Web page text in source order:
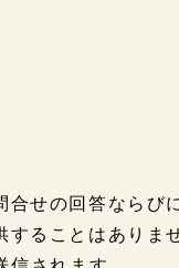
せの回答なら
ることはあり